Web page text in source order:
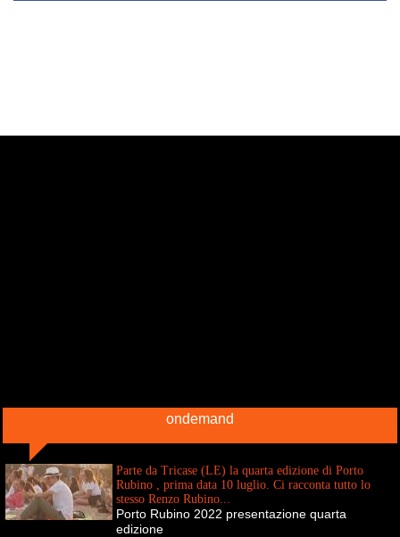
ondemand
Parte da Tricase (LE) la quarta edizione di Porto
Rubino , prima data 10 luglio. Ci racconta tutto lo
stesso Renzo Rubino...
Porto Rubino 2022 presentazione quarta
edizione